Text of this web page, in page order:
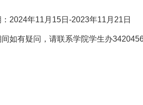
2024年11月15日-2023年11月21日
如有疑问，请联系学院学生办